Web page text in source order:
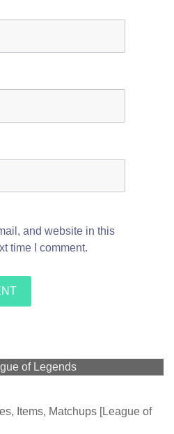
and website in this
time I comment.
of Legends
Items, Matchups [League of